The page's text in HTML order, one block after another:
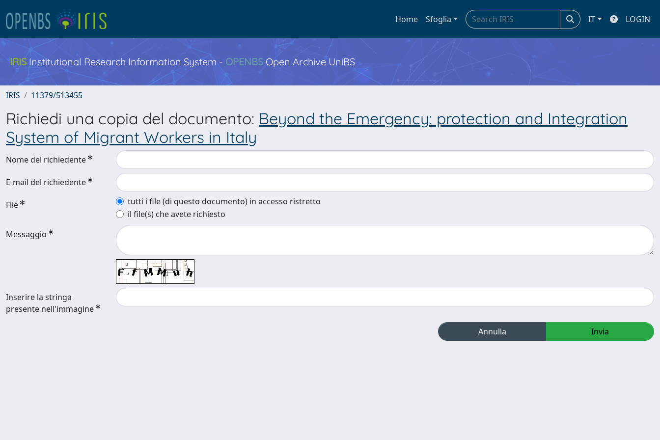
Home Sfoglia IT LOGIN
IRIS Institutional Research Information System - OPENBS Open Archive UniBS
IRIS 11379/513455
Richiedi una copia del documento: Beyond the Emergency: protection and Integration
System of Migrant Workers in Italy
Nome del richiedente
E-mail del richiedente
File
tutti i file (di questo documento) in accesso ristretto
il file(s) che avete richiesto
Messaggio
Inserire la stringa
presente nell'immagine
Annulla Invia